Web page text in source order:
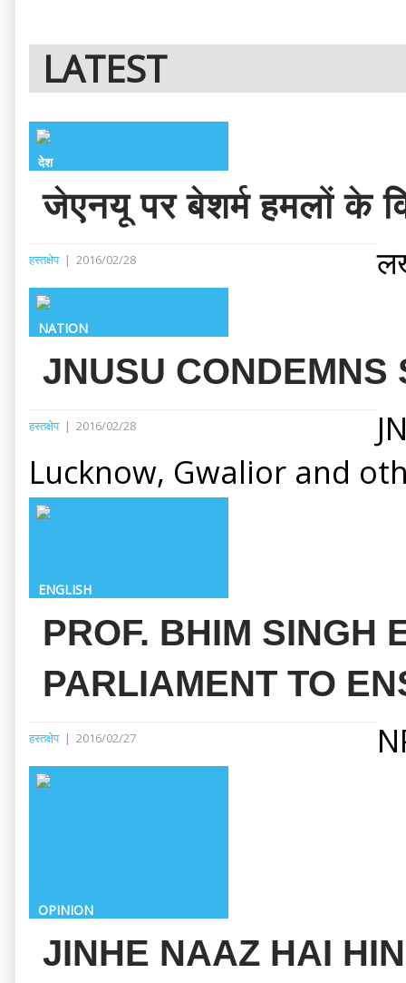
LATEST
देश
जेएनयू पर बेशर्म हमलों के
हस्तक्षेप | 2016/02/28
NATION
JNUSU CONDEMNS
हस्तक्षेप | 2016/02/28
Lucknow, Gwalior and
ENGLISH
PROF. BHIM SINGH
PARLIAMENT TO
हस्तक्षेप | 2016/02/27
OPINION
JINHE NAAZ HAI